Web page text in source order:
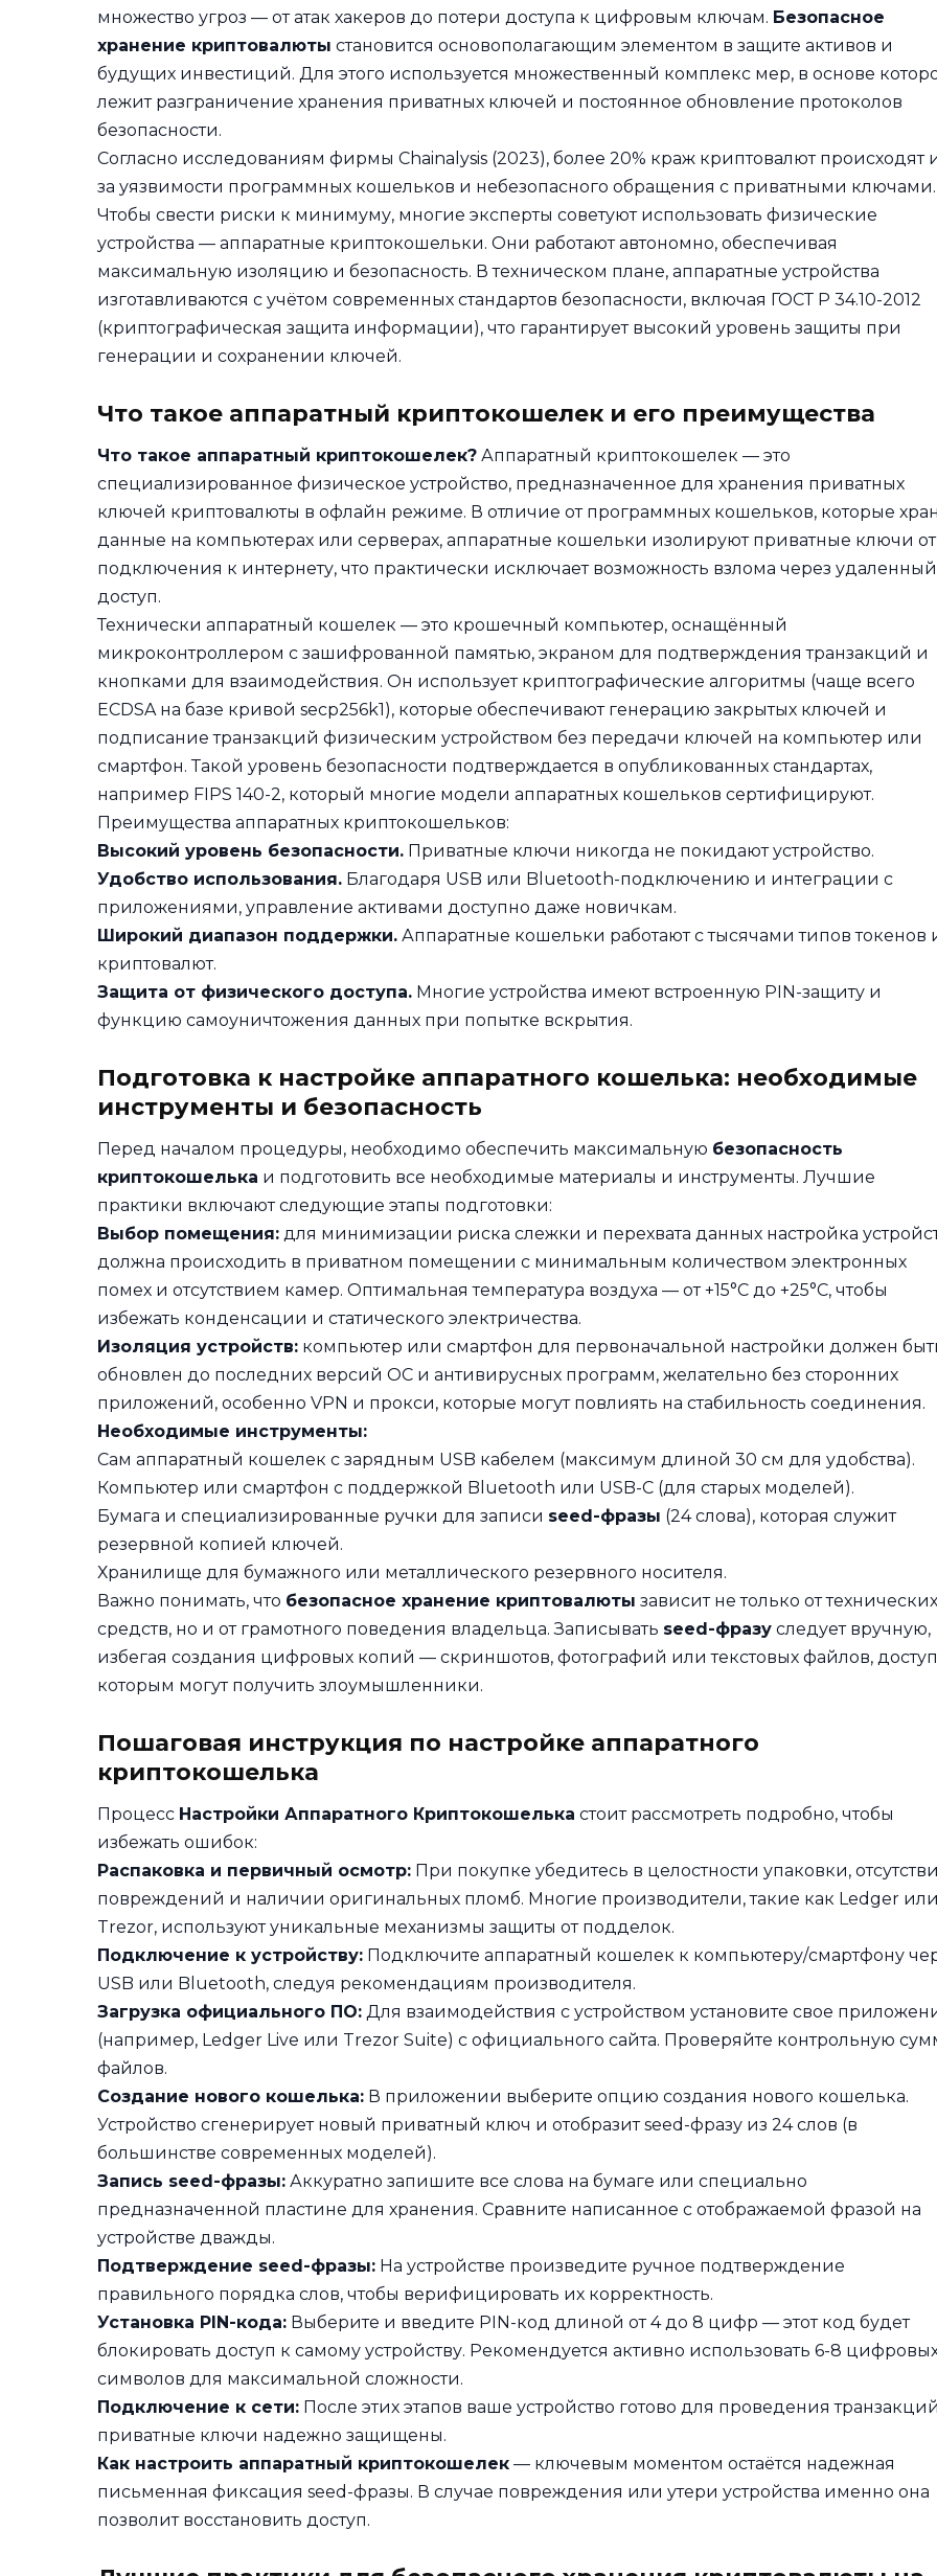
множество угроз — от атак хакеров до потери доступа к цифровым ключам. Безопасное
хранение криптовалюты становится основополагающим элементом в защите активов и
будущих инвестиций. Для этого используется множественный комплекс мер, в основе
лежит разграничение хранения приватных ключей и постоянное обновление протоколов
безопасности.
Согласно исследованиям фирмы Chainalysis (2023), более 20% краж криптовалют происходят
за уязвимости программных кошельков и небезопасного обращения с приватными ключами.
Чтобы свести риски к минимуму, многие эксперты советуют использовать физические
устройства — аппаратные криптокошельки. Они работают автономно, обеспечивая
максимальную изоляцию и безопасность. В техническом плане, аппаратные устройства
изготавливаются с учётом современных стандартов безопасности, включая ГОСТ Р 34.10-2012
(криптографическая защита информации), что гарантирует высокий уровень защиты при
генерации и сохранении ключей.
Что такое аппаратный криптокошелек и его преимущества
Что такое аппаратный криптокошелек? Аппаратный криптокошелек — это
специализированное физическое устройство, предназначенное для хранения приватных
ключей криптовалюты в офлайн режиме. В отличие от программных кошельков, которые
данные на компьютерах или серверах, аппаратные кошельки изолируют приватные ключи от
подключения к интернету, что практически исключает возможность взлома через удаленный
доступ.
Технически аппаратный кошелек — это крошечный компьютер, оснащённый
микроконтроллером с зашифрованной памятью, экраном для подтверждения транзакций и
кнопками для взаимодействия. Он использует криптографические алгоритмы (чаще всего
ECDSA на базе кривой secp256k1), которые обеспечивают генерацию закрытых ключей и
подписание транзакций физическим устройством без передачи ключей на компьютер или
смартфон. Такой уровень безопасности подтверждается в опубликованных стандартах,
например FIPS 140-2, который многие модели аппаратных кошельков сертифицируют.
Преимущества аппаратных криптокошельков:
Высокий уровень безопасности. Приватные ключи никогда не покидают устройство.
Удобство использования. Благодаря USB или Bluetooth-подключению и интеграции с
приложениями, управление активами доступно даже новичкам.
Широкий диапазон поддержки. Аппаратные кошельки работают с тысячами типов токенов
криптовалют.
Защита от физического доступа. Многие устройства имеют встроенную PIN-защиту и
функцию самоуничтожения данных при попытке вскрытия.
Подготовка к настройке аппаратного кошелька: необходимые
инструменты и безопасность
Перед началом процедуры, необходимо обеспечить максимальную безопасность
криптокошелька и подготовить все необходимые материалы и инструменты. Лучшие
практики включают следующие этапы подготовки:
Выбор помещения: для минимизации риска слежки и перехвата данных настройка
должна происходить в приватном помещении с минимальным количеством электронных
помех и отсутствием камер. Оптимальная температура воздуха — от +15°С до +25°С, чтобы
избежать конденсации и статического электричества.
Изоляция устройств: компьютер или смартфон для первоначальной настройки должен
обновлен до последних версий ОС и антивирусных программ, желательно без сторонних
приложений, особенно VPN и прокси, которые могут повлиять на стабильность соединения.
Необходимые инструменты:
Сам аппаратный кошелек с зарядным USB кабелем (максимум длиной 30 см для удобства).
Компьютер или смартфон с поддержкой Bluetooth или USB-C (для старых моделей).
Бумага и специализированные ручки для записи seed-фразы (24 слова), которая служит
резервной копией ключей.
Хранилище для бумажного или металлического резервного носителя.
Важно понимать, что безопасное хранение криптовалюты зависит не только от технических
средств, но и от грамотного поведения владельца. Записывать seed-фразу следует вручную,
избегая создания цифровых копий — скриншотов, фотографий или текстовых файлов,
которым могут получить злоумышленники.
Пошаговая инструкция по настройке аппаратного
криптокошелька
Процесс Настройки Аппаратного Криптокошелька стоит рассмотреть подробно, чтобы
избежать ошибок:
Распаковка и первичный осмотр: При покупке убедитесь в целостности упаковки,
повреждений и наличии оригинальных пломб. Многие производители, такие как Ledger
Trezor, используют уникальные механизмы защиты от подделок.
Подключение к устройству: Подключите аппаратный кошелек к компьютеру/смартфону
USB или Bluetooth, следуя рекомендациям производителя.
Загрузка официального ПО: Для взаимодействия с устройством установите свое
(например, Ledger Live или Trezor Suite) с официального сайта. Проверяйте контрольную
файлов.
Создание нового кошелька: В приложении выберите опцию создания нового кошелька.
Устройство сгенерирует новый приватный ключ и отобразит seed-фразу из 24 слов (в
большинстве современных моделей).
Запись seed-фразы: Аккуратно запишите все слова на бумаге или специально
предназначенной пластине для хранения. Сравните написанное с отображаемой фразой на
устройстве дважды.
Подтверждение seed-фразы: На устройстве произведите ручное подтверждение
правильного порядка слов, чтобы верифицировать их корректность.
Установка PIN-кода: Выберите и введите PIN-код длиной от 4 до 8 цифр — этот код будет
блокировать доступ к самому устройству. Рекомендуется активно использовать 6-8
символов для максимальной сложности.
Подключение к сети: После этих этапов ваше устройство готово для проведения
приватные ключи надежно защищены.
Как настроить аппаратный криптокошелек — ключевым моментом остаётся надежная
письменная фиксация seed-фразы. В случае повреждения или утери устройства именно она
позволит восстановить доступ.